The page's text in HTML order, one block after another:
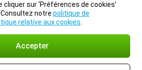
cliquer sur ‘Préférences de cookies’
notre politique de
relative aux cookies
Accepter